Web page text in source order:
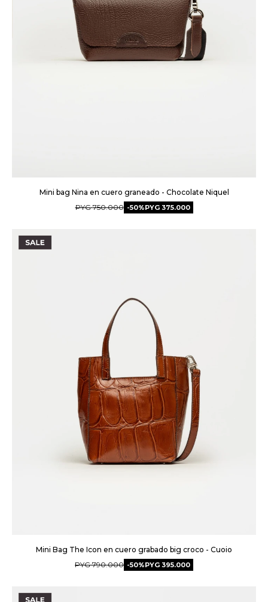
Mini bag Nina en cuero graneado - Chocolate Niquel
PYG 750.000 50 PYG 375.000
Mini Bag The Icon en cuero grabado big croco - Cuoio
PYG 790.000 50 PYG 395.000